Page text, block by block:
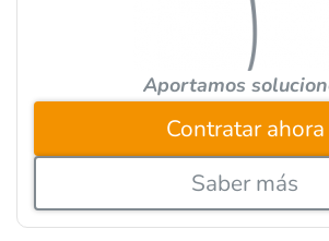
Aportamos
Contratar ahora
Saber más